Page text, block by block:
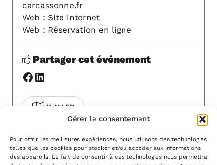
Gérer le consentement
Pour offrir les meilleures expériences, nous utilisons des technologies
telles que les cookies pour stocker et/ou accéder aux informations
des appareils. Le fait de consentir à ces technologies nous permettra
carcassonne.fr
Web : Site internet
Web : Réservation en ligne
Partager cet événement
Facebook
LinkedIn
Y ALLER
Pour modifier cet événement, contactez-